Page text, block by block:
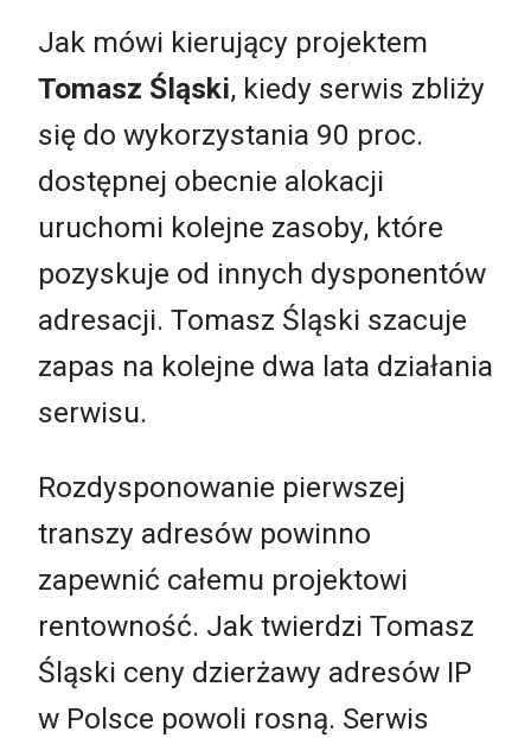
Jak mówi kierujący projektem
Tomasz Śląski, kiedy serwis zbliży
się do wykorzystania 90 proc.
dostępnej obecnie alokacji
uruchomi kolejne zasoby, które
pozyskuje od innych dysponentów
adresacji. Tomasz Śląski szacuje
zapas na kolejne dwa lata działania
serwisu.
Rozdysponowanie pierwszej
transzy adresów powinno
zapewnić całemu projektowi
rentowność. Jak twierdzi Tomasz
Śląski ceny dzierżawy adresów IP
w Polsce powoli rosną. Serwis